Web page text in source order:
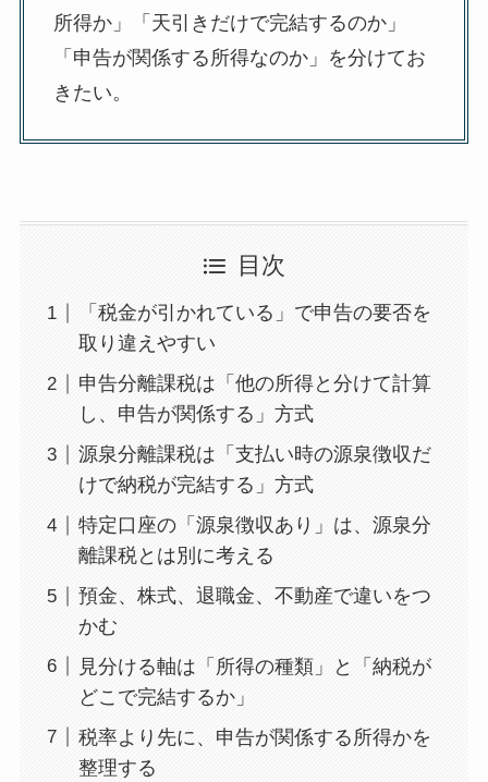
所得か」「天引きだけで完結するのか」
「申告が関係する所得なのか」を分けてお
きたい。
目次
「税金が引かれている」で申告の要否を
取り違えやすい
申告分離課税は「他の所得と分けて計算
し、申告が関係する」方式
源泉分離課税は「支払い時の源泉徴収だ
けで納税が完結する」方式
特定口座の「源泉徴収あり」は、源泉分
離課税とは別に考える
預金、株式、退職金、不動産で違いをつ
かむ
見分ける軸は「所得の種類」と「納税が
どこで完結するか」
税率より先に、申告が関係する所得かを
整理する